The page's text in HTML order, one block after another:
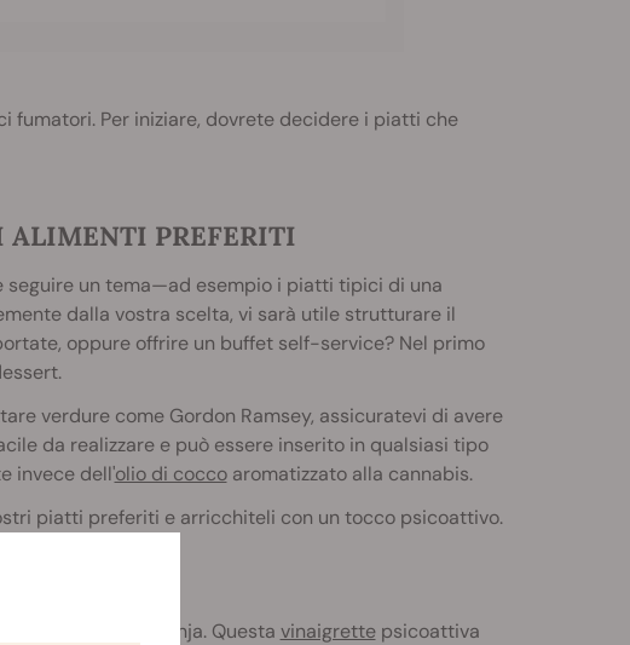
Per iniziare, dovrete decidere i piatti che
ALIMENTI PREFERITI
seguire un tema—ad esempio i piatti tipici di una
dalla vostra scelta, vi sarà utile strutturare il
oppure offrire un buffet self-service? Nel primo
verdure come Gordon Ramsey, assicuratevi di avere
da realizzare e può essere inserito in qualsiasi tipo
invece dell'olio di coccoaromatizzato alla cannabis.
piatti preferiti e arricchiteli con un tocco psicoattivo.
alla ganja. Questa vinaigrettepsicoattiva